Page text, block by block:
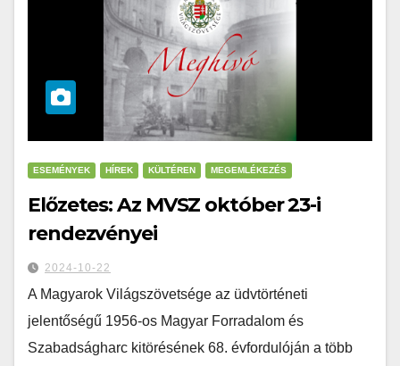
ESEMÉNYEK HÍREK KÜLTÉREN MEGEMLÉKEZÉS
Előzetes: Az MVSZ október 23-i
rendezvényei
2024-10-22
A Magyarok Világszövetsége az üdvtörténeti
jelentőségű 1956-os Magyar Forradalom és
Szabadságharc kitörésének 68. évfordulóján a több